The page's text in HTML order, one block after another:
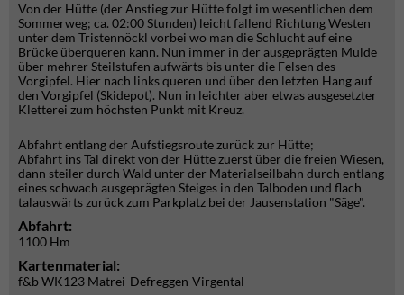
Von der Hütte (der Anstieg zur Hütte folgt im wesentlichen dem
Sommerweg; ca. 02:00 Stunden) leicht fallend Richtung Westen
unter dem Tristennöckl vorbei wo man die Schlucht auf eine
Brücke überqueren kann. Nun immer in der ausgeprägten Mulde
über mehrer Steilstufen aufwärts bis unter die Felsen des
Vorgipfel. Hier nach links queren und über den letzten Hang auf
den Vorgipfel (Skidepot). Nun in leichter aber etwas ausgesetzter
Kletterei zum höchsten Punkt mit Kreuz.
Abfahrt entlang der Aufstiegsroute zurück zur Hütte;
Abfahrt ins Tal direkt von der Hütte zuerst über die freien Wiesen,
dann steiler durch Wald unter der Materialseilbahn durch entlang
eines schwach ausgeprägten Steiges in den Talboden und flach
talauswärts zurück zum Parkplatz bei der Jausenstation "Säge".
Abfahrt:
1100 Hm
Kartenmaterial:
f&b WK123 Matrei-Defreggen-Virgental